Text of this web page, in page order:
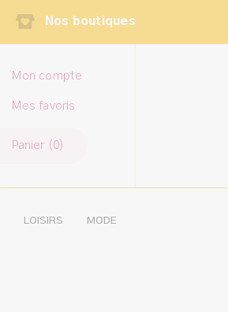
Nos boutiques
×
Mon compte
Mes favoris
Panier ( 0)
LOISIRS MODE